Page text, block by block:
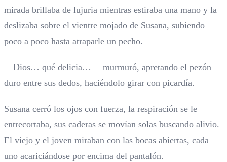
mirada brillaba de lujuria mientras estiraba una mano y la
deslizaba sobre el vientre mojado de Susana, subiendo
poco a poco hasta atraparle un pecho.
—Dios… qué delicia… —murmuró, apretando el pezón
duro entre sus dedos, haciéndolo girar con picardía.
Susana cerró los ojos con fuerza, la respiración se le
entrecortaba, sus caderas se movían solas buscando alivio.
El viejo y el joven miraban con las bocas abiertas, cada
uno acariciándose por encima del pantalón.